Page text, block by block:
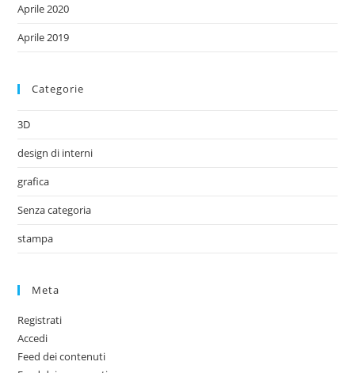
Aprile 2020
Aprile 2019
Categorie
3D
design di interni
grafica
Senza categoria
stampa
Meta
Registrati
Accedi
Feed dei contenuti